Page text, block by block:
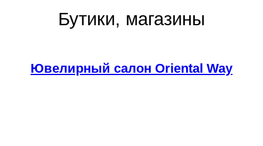
Бутики, магазины
Ювелирный салон Oriental Way